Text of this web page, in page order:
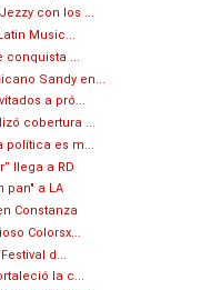
con los ...
Music...
conquista ...
Sandy en...
a pró...
cobertura ...
política es m...
llega a RD
pan" a LA
Constanza
Colorsx...
d...
la c...